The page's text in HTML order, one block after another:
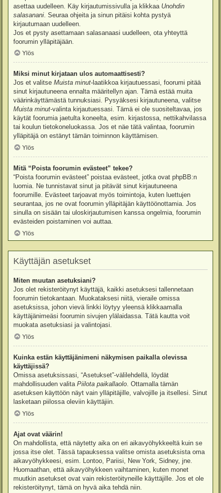
asettaa uudelleen. Käy kirjautumissivulla ja klikkaa Unohdin
salasanani . Seuraa ohjeita ja sinun pitäisi kohta pystyä
kirjautumaan uudelleen.
Jos et pysty asettamaan salasanaasi uudelleen, ota yhteyttä
foorumin ylläpitäjään.
Ylös
Miksi minut kirjataan ulos automaattisesti?
Jos et valitse Muista minut-laatikkoa kirjautuessasi, foorumi pitää
sinut kirjautuneena ennalta määritellyn ajan. Tämä estää muita
väärinkäyttämästä tunnuksiasi. Pysyäksesi kirjautuneena, valitse
Muista minut-valinta kirjautuessasi. Tämä ei ole suositeltavaa, jos
käytät foorumia jaetulta koneelta, esim. kirjastossa, nettikahvilassa
tai koulun tietokoneluokassa. Jos et näe tätä valintaa, foorumin
ylläpitäjä on estänyt tämän toiminnon käyttämisen.
Ylös
Mitä “Poista foorumin evästeet” tekee?
“Poista foorumin evästeet” poistaa evästeet, jotka ovat phpBB:n
luomia. Ne tunnistavat sinut ja pitävät sinut kirjautuneena
foorumille. Evästeet tarjoavat myös toimintoja, kuten luettujen
seurantaa, jos ne ovat foorumin ylläpitäjän käyttöönottamia. Jos
sinulla on sisään tai uloskirjautumisen kanssa ongelmia, foorumin
evästeiden poistaminen voi auttaa.
Ylös
Käyttäjän asetukset
Miten muutan asetuksiani?
Jos olet rekisteröitynyt käyttäjä, kaikki asetuksesi tallennetaan
foorumin tietokantaan. Muokataksesi niitä, vieraile omissa
asetuksissa, johon vievä linkki löytyy yleensä klikkaamalla
käyttäjänimeäsi foorumin sivujen ylälaidassa. Tätä kautta voit
muokata asetuksiasi ja valintojasi.
Ylös
Kuinka estän käyttäjänimeni näkymisen paikalla olevissa
käyttäjissä?
Omissa asetuksissasi, “Asetukset”-välilehdellä, löydät
mahdollisuuden valita Piilota paikallaolo. Ottamalla tämän
asetuksen käyttöön näyt vain ylläpitäjille, valvojille ja itsellesi. Sinut
lasketaan piilossa oleviin käyttäjiin.
Ylös
Ajat ovat väärin!
On mahdollista, että näytetty aika on eri aikavyöhykkeeltä kuin se
jossa itse olet. Tässä tapauksessa valitse omista asetuksista oma
aikavyöhykkeesi, esim. Lontoo, Pariisi, New York, Sidney, jne.
Huomaathan, että aikavyöhykkeen vaihtaminen, kuten monet
muutkin asetukset ovat vain rekisteröityneille käyttäjille. Jos et ole
rekisteröitynyt, tämä on hyvä aika tehdä niin.